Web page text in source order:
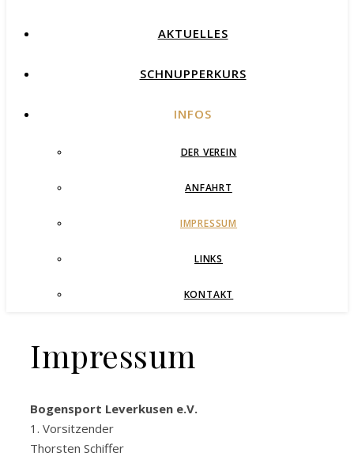
AKTUELLES
SCHNUPPERKURS
INFOS
DER VEREIN
ANFAHRT
IMPRESSUM
LINKS
KONTAKT
Impressum
Bogensport Leverkusen e.V.
1. Vorsitzender
Thorsten Schiffer